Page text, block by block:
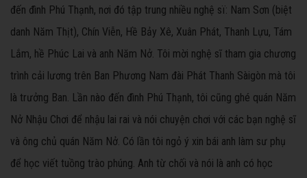
đến đình Phú Thạnh, nơi đó tập trung nhiều nghệ sï: Nam Sơn (biệt
danh Năm Thịt), Chín Viễn, Hề Bảy Xê, Xuân Phát, Thanh Lựu, Tám
Lắm, hề Phúc Lai và anh Năm Nở. Tôi mời nghệ sĩ tham gia chương
trình cải lương trên Ban Phương Nam đài Phát Thanh Sàigòn mà tôi
là trưởng Ban. Lần nào đến đình Phú Thạnh, tôi cũng ghé quán Năm
Nở Nhậu Chơi để nhậu lai rai và nói chuyện chơi với các bạn nghệ sĩ
và ông chủ quán Năm Nở. Có lần tôi ngỏ ý xin bái anh làm sư phụ
để học viết tuồng trào phúng. Anh từ chối và nói là anh có học